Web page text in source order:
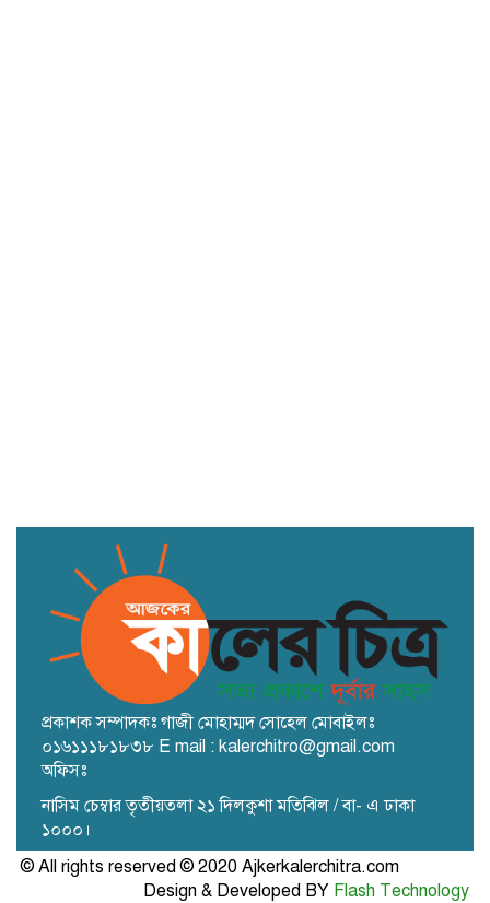
প্রকাশক সম্পাদকঃ গাজী মোহাম্মদ সোহেল মোবাইলঃ
০১৬১১১৮১৮৩৮ E mail : kalerchitro@gmail.com
অফিসঃ
নাসিম চেম্বার তৃতীয়তলা ২১ দিলকুশা মতিঝিল / বা- এ ঢাকা
১০০০।
© All rights reserved © 2020 Ajkerkalerchitra.com
Design & Developed BY Flash Technology